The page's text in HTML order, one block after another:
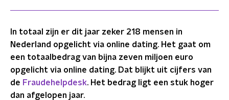
In totaal zijn er dit jaar zeker 218 mensen in
Nederland opgelicht via online dating. Het gaat om
een totaalbedrag van bijna zeven miljoen euro
opgelicht via online dating. Dat blijkt uit cijfers van
de Fraudehelpdesk. Het bedrag ligt een stuk hoger
dan afgelopen jaar.